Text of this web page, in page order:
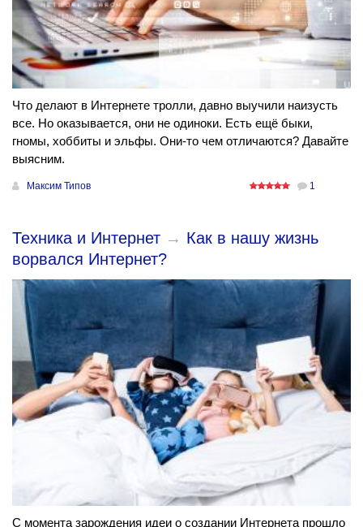
Что делают в Интернете тролли, давно выучили наизусть
все. Но оказывается, они не одиноки. Есть ещё быки,
гномы, хоббиты и эльфы. Они-то чем отличаются? Давайте
выясним.
Максим Типов 1
Техника и Интернет → Как в нашу жизнь
ворвался Интернет?
С момента зарождения идеи о создании Интернета прошло